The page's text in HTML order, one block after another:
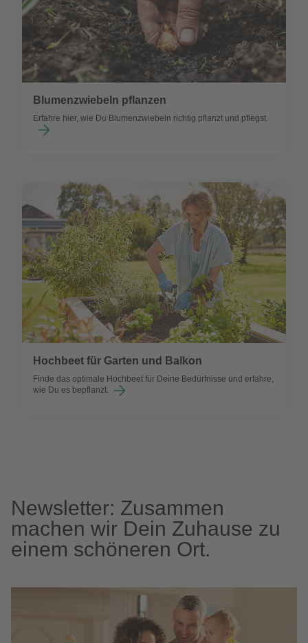
Blumenzwiebeln pflanzen
Erfahre hier, wie Du Blumenzwiebeln richtig pflanzt und pflegst.
Hochbeet für Garten und Balkon
Finde das optimale Hochbeet für Deine Bedürfnisse und erfahre,
wie Du es bepflanzt.
Newsletter: Zusammen
machen wir Dein Zuhause zu
einem schöneren Ort.